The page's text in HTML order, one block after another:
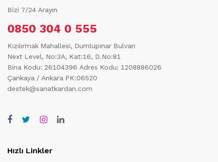
Bizi 7/24 Arayın
0850 304 0 555
Kızılırmak Mahallesi, Dumlupınar Bulvarı
Next Level, No:3A, Kat:16, D.No:81
Bina Kodu: 26104396 Adres Kodu: 1208886026
Çankaya / Ankara PK:06520
destek@sanatkardan.com
Hızlı Linkler